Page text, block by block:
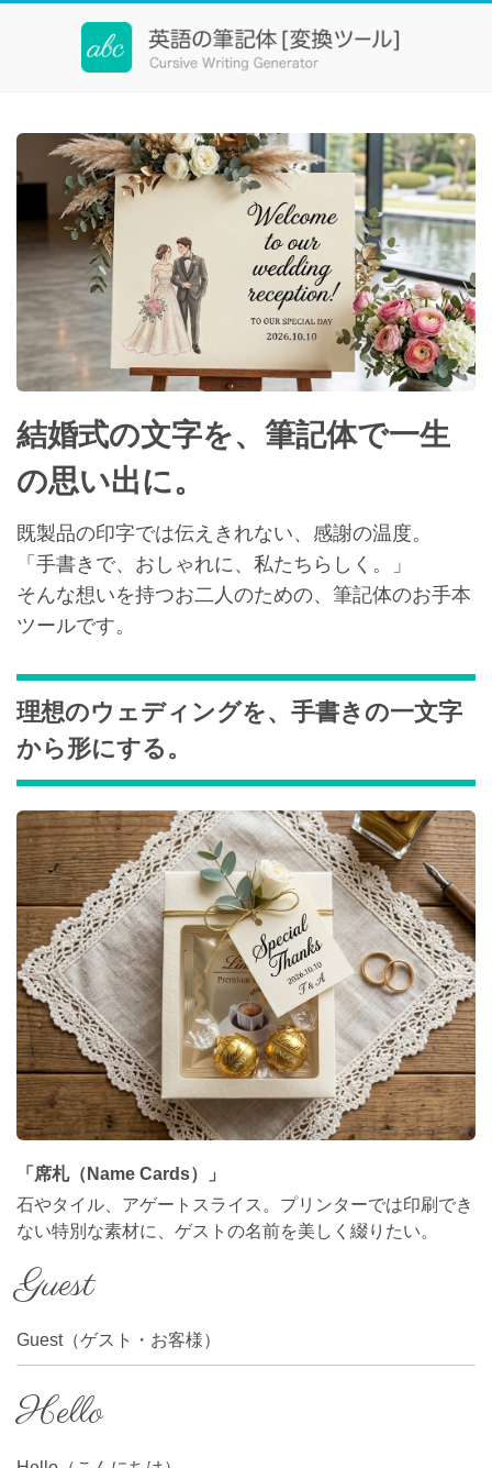
筆記体変換 [Wedding Special]
結婚式の文字を、筆記体で一生
の思い出に。
既製品の印字では伝えきれない、感謝の温度。
「手書きで、おしゃれに、私たちらしく。」
そんな想いを持つお二人のための、筆記体のお手本
ツールです。
理想のウェディングを、手書きの一文字
から形にする。
「席札（Name Cards）」
石やタイル、アゲートスライス。プリンターでは印刷でき
ない特別な素材に、ゲストの名前を美しく綴りたい。
Guest
Guest（ゲスト・お客様）
Hello